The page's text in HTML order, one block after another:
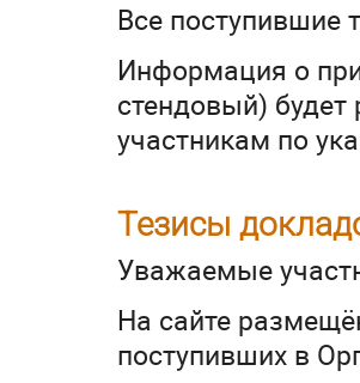
Все поступившие
Информация о
стендовый)
участникам по
Тезисы
Уважаемые
На сайте
поступивших в